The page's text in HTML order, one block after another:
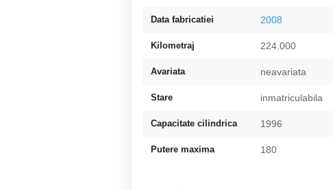
Data fabricatiei 2008
Kilometraj 224.000
Avariata neavariata
Stare inmatriculabila
Capacitate cilindrica 1996
Putere maxima 180